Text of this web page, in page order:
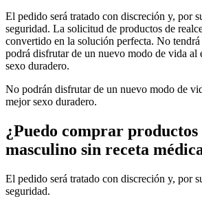
El pedido será tratado con discreción y, por
seguridad. La solicitud de productos de
convertido en la solución perfecta. No
podrá disfrutar de un nuevo modo de vida al
sexo duradero.
No podrán disfrutar de un nuevo modo de
mejor sexo duradero.
¿Puedo comprar productos
masculino sin receta
El pedido será tratado con discreción y, por
seguridad.